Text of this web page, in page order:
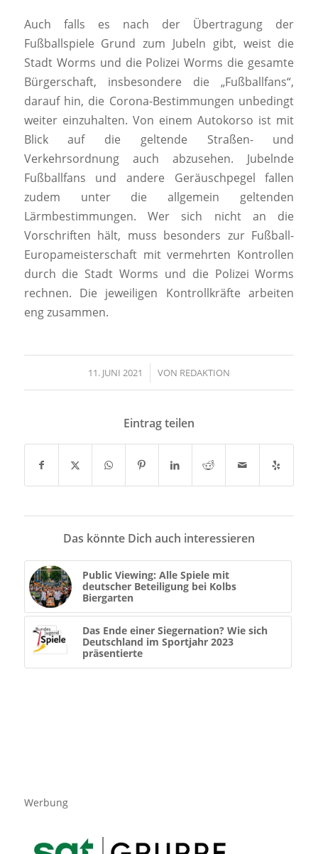
Auch falls es nach der Übertragung der
Fußballspiele Grund zum Jubeln gibt, weist die
Stadt Worms und die Polizei Worms die gesamte
Bürgerschaft, insbesondere die „Fußballfans“,
darauf hin, die Corona-Bestimmungen unbedingt
weiter einzuhalten. Von einem Autokorso ist mit
Blick auf die geltende Straßen- und
Verkehrsordnung auch abzusehen. Jubelnde
Fußballfans und andere Geräuschpegel fallen
zudem unter die allgemein geltenden
Lärmbestimmungen. Wer sich nicht an die
Vorschriften hält, muss besonders zur Fußball-
Europameisterschaft mit vermehrten Kontrollen
durch die Stadt Worms und die Polizei Worms
rechnen. Die jeweiligen Kontrollkräfte arbeiten
eng zusammen.
11. JUNI 2021
/ VON REDAKTION
Eintrag teilen
Das könnte Dich auch interessieren
Public Viewing: Alle Spiele mit
deutscher Beteiligung bei Kolbs
Biergarten
Das Ende einer Siegernation? Wie sich
Deutschland im Sportjahr 2023
präsentierte
Werbung